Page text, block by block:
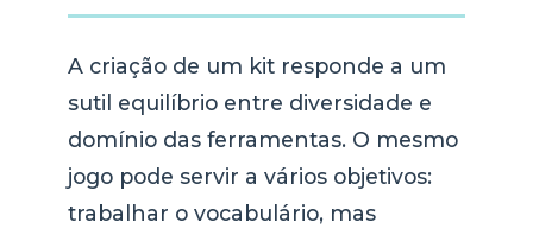
A criação de um kit responde a um
sutil equilíbrio entre diversidade e
domínio das ferramentas. O mesmo
jogo pode servir a vários objetivos:
trabalhar o vocabulário, mas